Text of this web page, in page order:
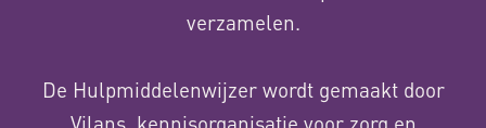
verzamelen.
De Hulpmiddelenwijzer wordt gemaakt door